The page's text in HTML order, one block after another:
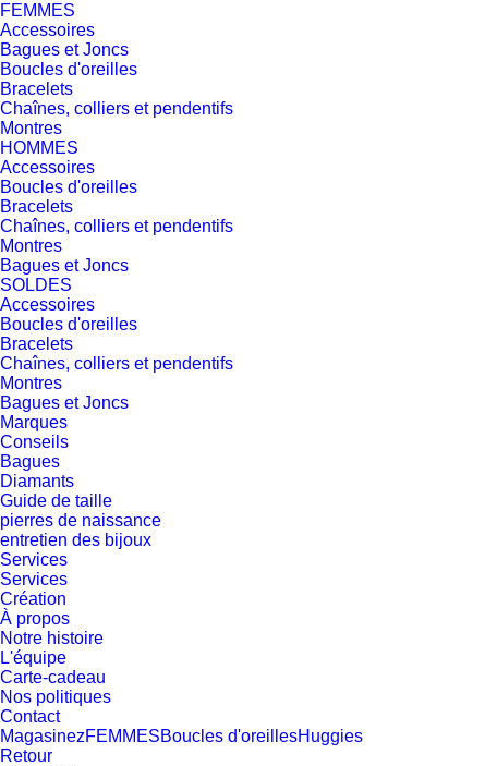
FEMMES
Accessoires
Bagues et Joncs
Boucles d'oreilles
Bracelets
Chaînes, colliers et pendentifs
Montres
HOMMES
Accessoires
Boucles d'oreilles
Bracelets
Chaînes, colliers et pendentifs
Montres
Bagues et Joncs
SOLDES
Accessoires
Boucles d'oreilles
Bracelets
Chaînes, colliers et pendentifs
Montres
Bagues et Joncs
Marques
Conseils
Bagues
Diamants
Guide de taille
pierres de naissance
entretien des bijoux
Services
Services
Création
À propos
Notre histoire
L'équipe
Carte-cadeau
Nos politiques
Contact
MagasinezFEMMESBoucles d'oreillesHuggies
Retour